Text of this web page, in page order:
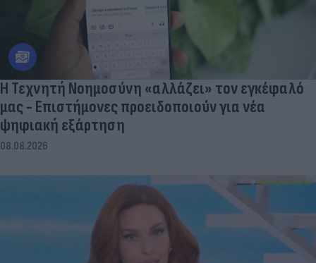
Η Τεχνητή Νοημοσύνη «αλλάζει» τον εγκέφαλό
μας - Eπιστήμονες προειδοποιούν για νέα
ψηφιακή εξάρτηση
08.08.2026